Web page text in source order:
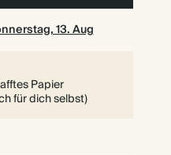
13. Aug
Papier
für dich selbst)